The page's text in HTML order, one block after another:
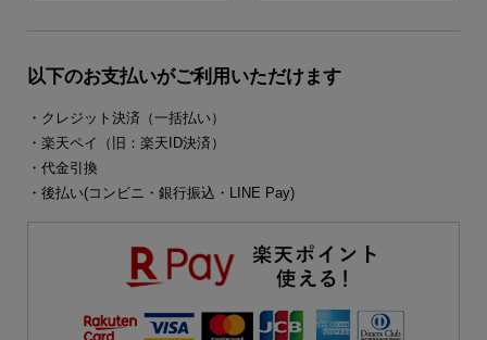
以下のお支払いがご利用いただけます
・クレジット決済（一括払い）
・楽天ペイ（旧：楽天ID決済）
・代金引換
・後払い(コンビニ・銀行振込・LINE Pay)